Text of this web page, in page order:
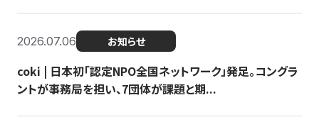
2026.07.06 お知らせ
coki | 日本初「認定NPO全国ネットワーク」発足。コングラ
ントが事務局を担い、7団体が課題と期...